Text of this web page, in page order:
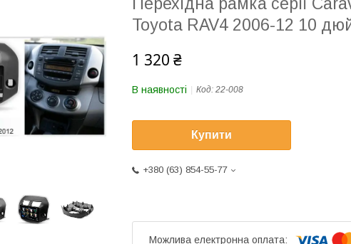
Toyota RAV4 2006-12 10
1 320 ₴
В наявності Код: 22-008
Купити
+380 (63) 854-55-77